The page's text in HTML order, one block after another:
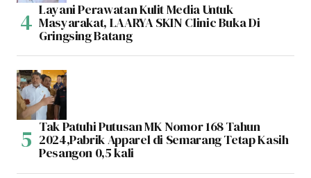
Layani Perawatan Kulit Media Untuk
Masyarakat, LAARYA SKIN Clinic Buka Di
Gringsing Batang
Tak Patuhi Putusan MK Nomor 168 Tahun
2024,Pabrik Apparel di Semarang Tetap Kasih
Pesangon 0,5 kali